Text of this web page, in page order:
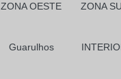
ZONA OESTE ZONA
Guarulhos